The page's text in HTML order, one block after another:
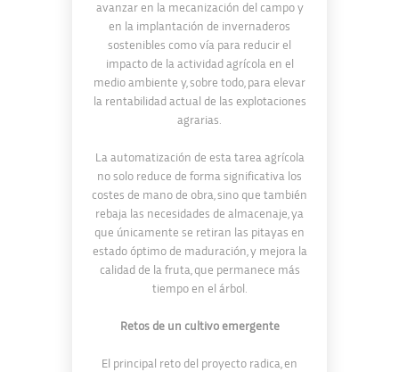
avanzar en la mecanización del campo y
en la implantación de invernaderos
sostenibles como vía para reducir el
impacto de la actividad agrícola en el
medio ambiente y, sobre todo, para elevar
la rentabilidad actual de las explotaciones
agrarias.
La automatización de esta tarea agrícola
no solo reduce de forma significativa los
costes de mano de obra, sino que también
rebaja las necesidades de almacenaje, ya
que únicamente se retiran las pitayas en
estado óptimo de maduración, y mejora la
calidad de la fruta, que permanece más
tiempo en el árbol.
Retos de un cultivo emergente
El principal reto del proyecto radica, en